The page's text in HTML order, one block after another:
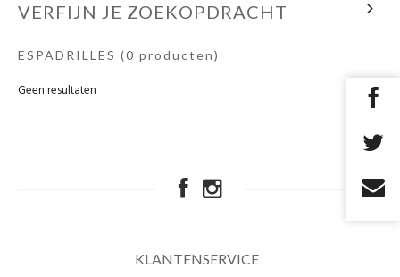
Dameskledij
VERFIJN JE ZOEKOPDRACHT
ESPADRILLES (0 producten)
Geen resultaten
KLANTENSERVICE